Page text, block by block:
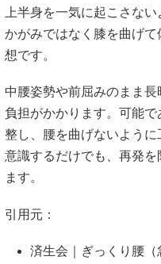
上半身を一気に起こさな
かがみではなく膝を曲げ
想です。
中腰姿勢や前屈みのまま
負担がかかります。可能
整し、腰を曲げないよう
意識するだけでも、再発
ます。
引用元：
済生会｜ぎっくり腰（